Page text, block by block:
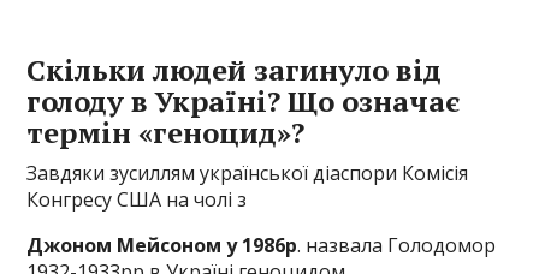
Скільки людей загинуло від
голоду в Україні? Що означає
термін «геноцид»?
Завдяки зусиллям української діаспори Комісія
Конгресу США на чолі з
Джоном Мейсоном у 1986р. назвала Голодомор